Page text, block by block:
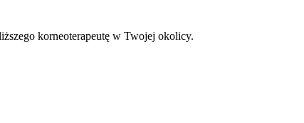
korneoterapeutę w Twojej okolicy.